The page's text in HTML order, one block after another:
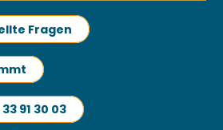
Fragen
91 30 03